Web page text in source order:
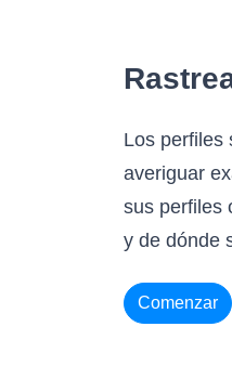
Los perfiles
averiguar
sus perfiles
y de dónde
Comenzar